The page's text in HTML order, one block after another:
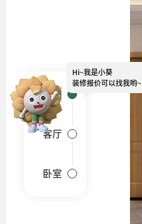
户型图
客厅
卧室
Hi~我是小葵
装修报价可以找我哟~